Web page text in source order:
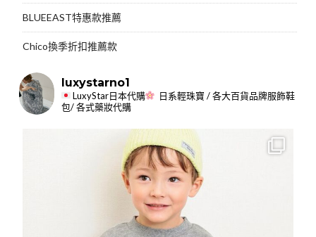
BLUEEAST特惠款推薦
Chico換季折扣推薦款
luxystarno1
LuxyStar日本代購
日系輕珠寶 / 各大百貨品牌服飾鞋
包/ 各式藥妝代購